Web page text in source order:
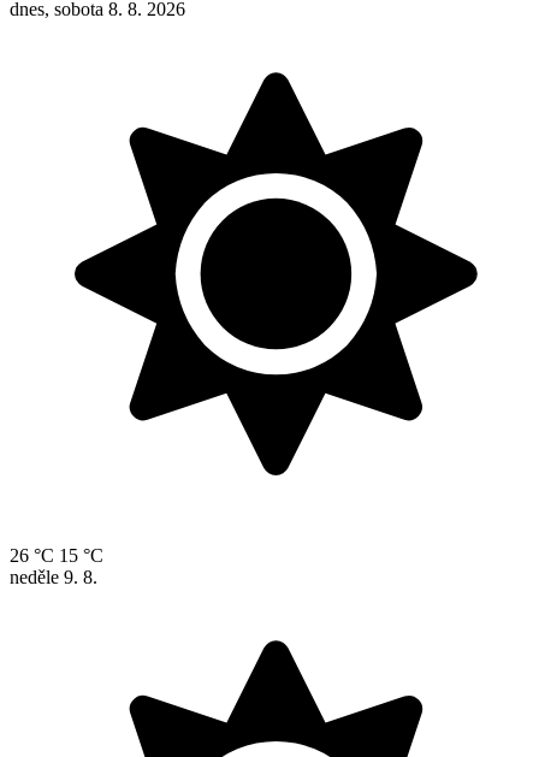
dnes, sobota 8. 8. 2026
26 °C 15 °C
neděle 9. 8.